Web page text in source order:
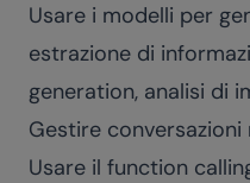
Usare i modelli per
estrazione di
generation, analisi di
Gestire
Usare il function